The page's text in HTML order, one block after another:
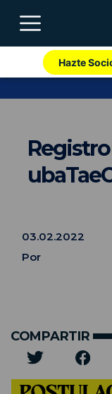
Hazte
03.02.2022
Por
COMPARTIR